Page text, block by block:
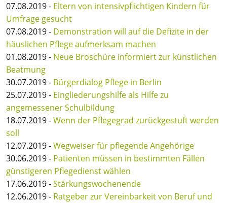
07.08.2019 - Eltern von intensivpflichtigen Kindern für
Umfrage gesucht
07.08.2019 - Demonstration will auf die Defizite in der
häuslichen Pflege aufmerksam machen
01.08.2019 - Neue Broschüre informiert zur künstlichen
Beatmung
30.07.2019 - Bürgerdialog Pflege in Berlin
25.07.2019 - Eingliederungshilfe als Hilfe zu
angemessener Schulbildung
18.07.2019 -Wenn der Pflegegrad zurückgestuft werden
soll
12.07.2019 -Wegweiser für pflegende Angehörige
30.06.2019 - Patienten müssen in bestimmten Fällen
günstigeren Pflegedienst wählen
17.06.2019 -Stärkungswochenende
12.06.2019 - Ratgeber zur Vereinbarkeit von Beruf und